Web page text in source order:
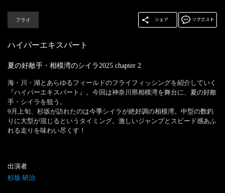
フライ
ハイパーエキスパート
夏の好敵手・相模湾のシイラ2025 chapter 2
海・川・湖とあらゆるフィールドのフライフィッシングを紹介していく
『ハイパーエキスパート』。今回は神奈川県相模湾を舞台に、夏の好敵
手・シイラを狙う。
9月上旬、杉坂が訪れたのは今季シイラが絶好調の相模湾。中型の数釣
りに大型が混じるというタイミング。激しいジャンプとスピード感あふ
れる走りを味わい尽くす！
出演者
杉坂 研治